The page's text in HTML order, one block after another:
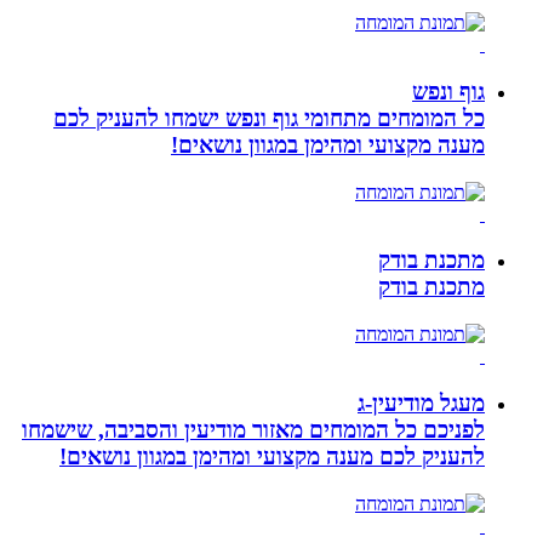
גוף ונפש
כל המומחים מתחומי גוף ונפש ישמחו להעניק לכם
מענה מקצועי ומהימן במגוון נושאים!
מתכנת בודק
מתכנת בודק
מעגל מודיעין-ג
לפניכם כל המומחים מאזור מודיעין והסביבה, שישמחו
להעניק לכם מענה מקצועי ומהימן במגוון נושאים!